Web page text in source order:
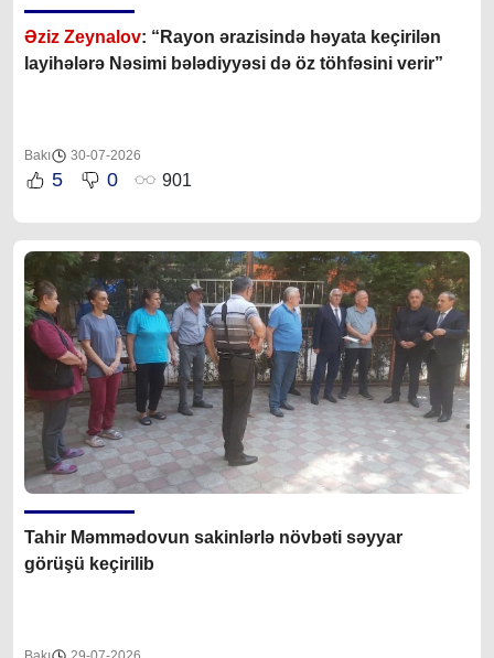
Əziz Zeynalov: “Rayon ərazisində həyata keçirilən
layihələrə Nəsimi bələdiyyəsi də öz töhfəsini verir”
Bakı 30-07-2026
5 0 901
Tahir Məmmədovun sakinlərlə növbəti səyyar
görüşü keçirilib